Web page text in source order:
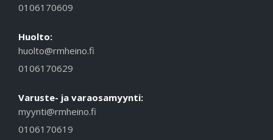
0106170609
Huolto:
huolto@rmheino.fi
0106170629
Varuste- ja varaosamyynti:
myynti@rmheino.fi
0106170619